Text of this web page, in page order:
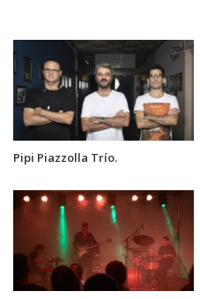
Pipi Piazzolla Trío.